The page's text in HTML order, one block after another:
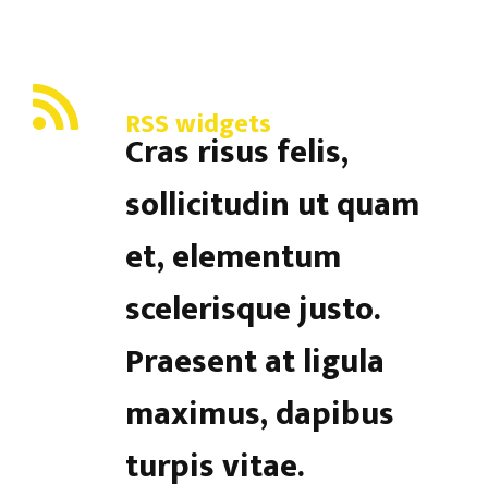
RSS widgets
Cras risus felis,
sollicitudin ut quam
et, elementum
scelerisque justo.
Praesent at ligula
maximus, dapibus
turpis vitae.